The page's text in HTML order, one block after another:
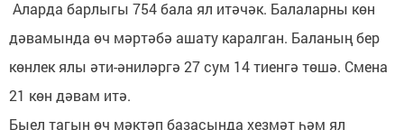
Аларда барлыгы 754 бала ял итәчәк. Балаларны көн
дәвамында өч мәртәбә ашату каралган. Баланың бер
көнлек ялы әти-әниләргә 27 сум 14 тиенгә төшә. Смена
21 көн дәвам итә.
Быел тагын өч мәктәп базасында хезмәт һәм ял